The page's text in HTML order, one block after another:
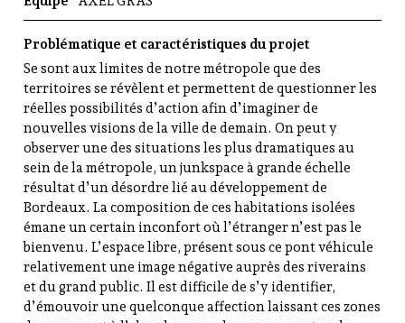
é
g
i
o
n
a
l
d
'
A
r
c
h
i
t
Problématique et caractéristiques du projet
Se sont aux limites de notre métropole que des
territoires se révèlent et permettent de questionner les
réelles possibilités d’action afin d’imaginer de
nouvelles visions de la ville de demain. On peut y
observer une des situations les plus dramatiques au
sein de la métropole, un junkspace à grande échelle
résultat d’un désordre lié au développement de
Bordeaux. La composition de ces habitations isolées
émane un certain inconfort où l’étranger n’est pas le
bienvenu. L’espace libre, présent sous ce pont véhicule
relativement une image négative auprès des riverains
et du grand public. Il est difficile de s’y identifier,
d’émouvoir une quelconque affection laissant ces zones